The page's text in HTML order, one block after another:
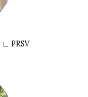
∟ PRSV